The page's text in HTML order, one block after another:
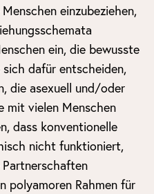
einzubeziehen,
ein, die bewusste
dafür entscheiden,
die asexuell und/oder
mit vielen Menschen
dass konventionelle
nicht funktioniert,
polyamoren Rahmen für